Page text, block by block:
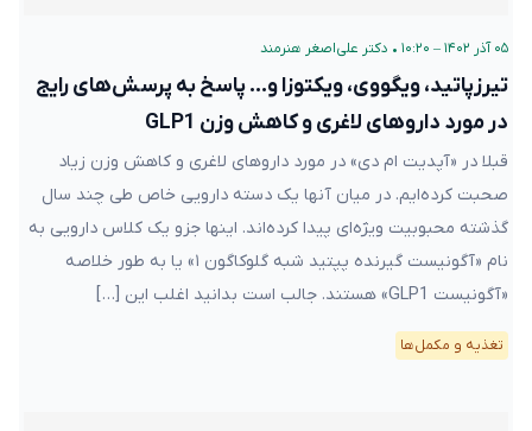
۰۵ آذر ۱۴۰۲ – ۱۰:۲۰ • دکتر علی‌اصغر هنرمند
تیرزپاتید، ویگووی، ویکتوزا و… پاسخ به پرسش‌های رایج
در مورد داروهای لاغری و کاهش وزن GLP1
قبلا در «آپدیت ام دی» در مورد داروهای لاغری و کاهش وزن زیاد
صحبت کرده‌ایم. در میان آنها یک دسته دارویی خاص طی چند سال
گذشته محبوبیت ویژه‌ای پیدا کرده‌اند. اینها جزو یک کلاس دارویی به
نام «آگونیست گیرنده پپتید شبه گلوکاگون ۱» یا به طور خلاصه
«آگونیست GLP1» هستند. جالب است بدانید اغلب این […]
تغذیه و مکمل‌ها